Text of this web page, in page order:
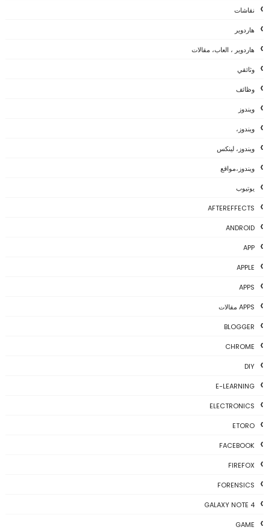
نقاشات
هاردوير
هاردوير ، العاب، مقالات
وثائقي
وظائف
ويندوز
ويندوز،
ويندوز، لينكس
ويندوز،مواقع
يوتيوب
AFTEREFFECTS
ANDROID
APP
APPLE
APPS
APPS مقالات
BLOGGER
CHROME
DIY
E-LEARNING
ELECTRONICS
ETORO
FACEBOOK
FIREFOX
FORENSICS
GALAXY NOTE 4
GAME